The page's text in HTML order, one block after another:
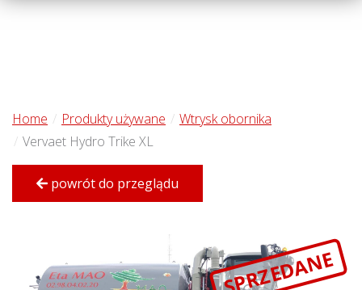
Home Produkty używane
Wtrysk obornika
Vervaet Hydro Trike XL
powrót do przeglądu
SPRZEDANE